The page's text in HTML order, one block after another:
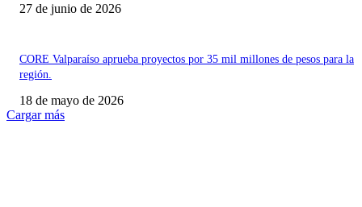
27 de junio de 2026
CORE Valparaíso aprueba proyectos por 35 mil millones de pesos para la
región.
18 de mayo de 2026
Cargar más